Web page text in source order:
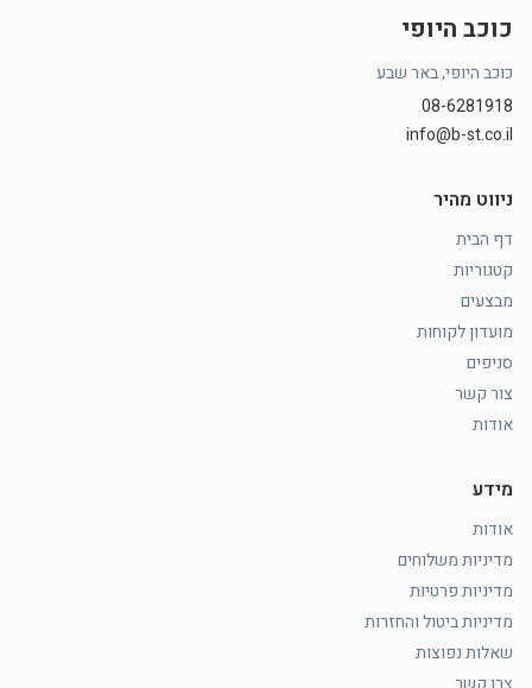
כוכב היופי
כוכב היופי, באר שבע
08-6281918
info@b-st.co.il
ניווט מהיר
דף הבית
קטגוריות
מבצעים
מועדון לקוחות
סניפים
צור קשר
אודות
מידע
אודות
מדיניות משלוחים
מדיניות פרטיות
מדיניות ביטול והחזרות
שאלות נפוצות